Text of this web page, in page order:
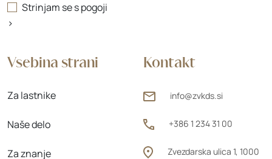
Kontakt
info@zvkds.si
+386 1 234 31 00
Zvezdarska ulica 1, 1000
Vsebina strani
Za lastnike
Naše delo
Za znanje
Strinjam se spogoji
>